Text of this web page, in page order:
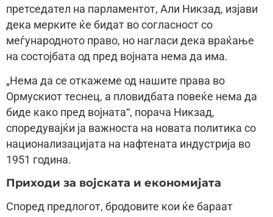
претседател на парламентот, Али Никзад, изјави
дека мерките ќе бидат во согласност со
меѓународното право, но нагласи дека враќање
на состојбата од пред војната нема да има.
„Нема да се откажеме од нашите права во
Ормускиот теснец, а пловидбата повеќе нема да
биде како пред војната“, порача Никзад,
споредувајќи ја важноста на новата политика со
национализацијата на нафтената индустрија во
1951 година.
Приходи за војската и економијата
Според предлогот, бродовите кои ќе бараат